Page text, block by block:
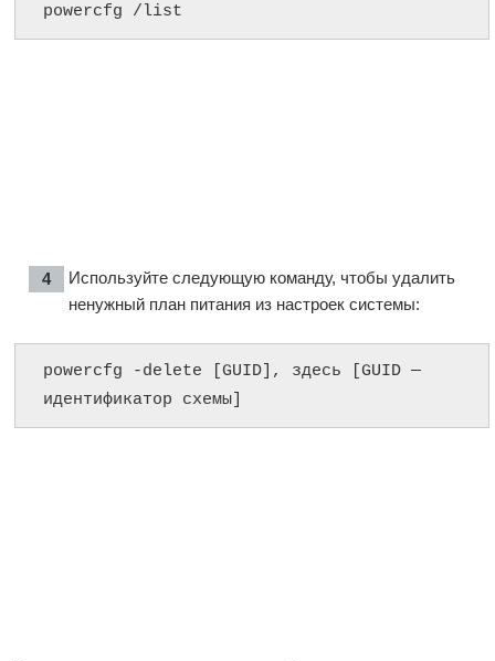
powercfg /list
Используйте следующую команду, чтобы удалить
ненужный план питания из настроек системы:
powercfg -delete [GUID], здесь [GUID —
идентификатор схемы]